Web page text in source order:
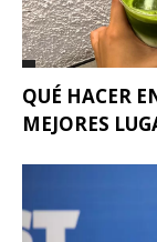
QUÉ HACER
MEJORES